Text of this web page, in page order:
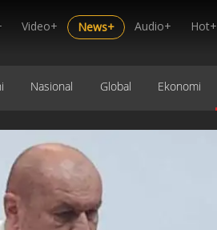
Video+ News+ Audio+ Hot+
Nasional Global Ekonomi